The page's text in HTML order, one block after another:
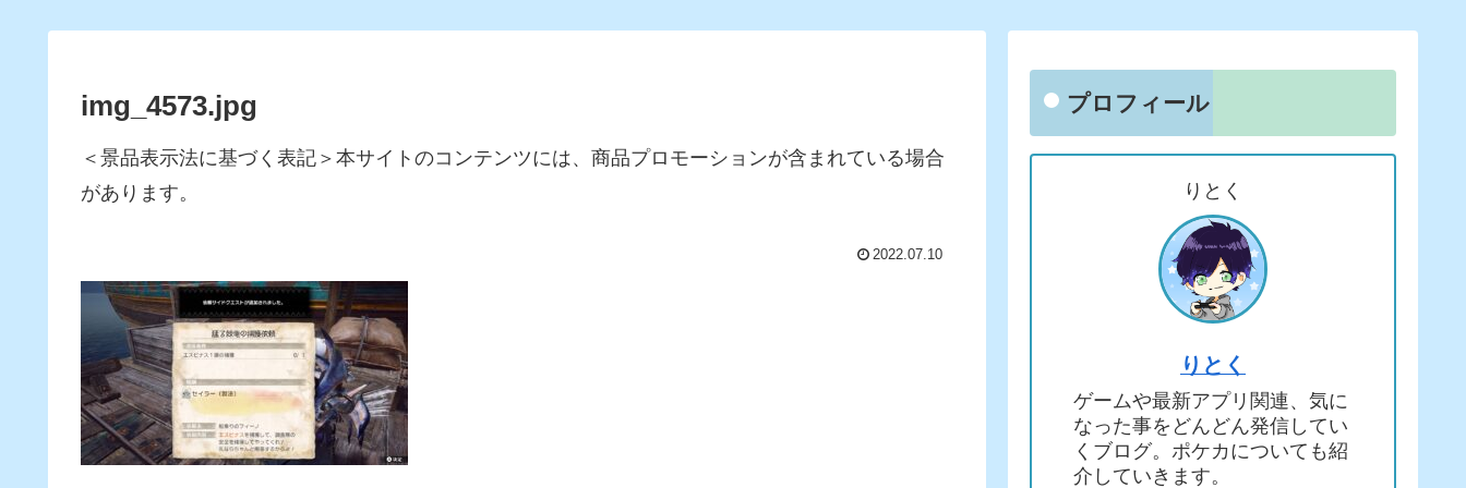
img_4573.jpg
＜景品表示法に基づく表記＞本サイトのコンテンツには、商品プロモーションが含まれている場合
があります。
2022.07.10
プロフィール
りとく
りとく
ゲームや最新アプリ関連、気に
なった事をどんどん発信してい
くブログ。ポケカについても紹
介していきます。